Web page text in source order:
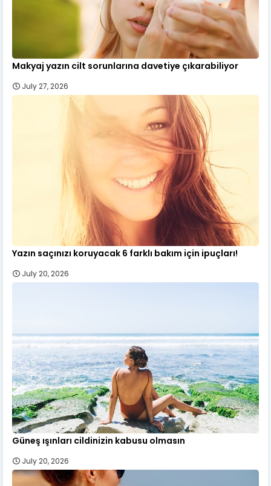
Makyaj yazın cilt sorunlarına davetiye çıkarabiliyor
July 27, 2026
Yazın saçınızı koruyacak 6 farklı bakım için ipuçları!
July 20, 2026
Güneş ışınları cildinizin kabusu olmasın
July 20, 2026